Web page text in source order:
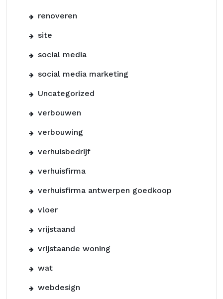
renoveren
site
social media
social media marketing
Uncategorized
verbouwen
verbouwing
verhuisbedrijf
verhuisfirma
verhuisfirma antwerpen goedkoop
vloer
vrijstaand
vrijstaande woning
wat
webdesign